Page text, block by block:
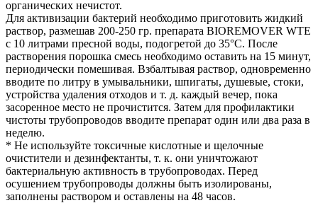
органических нечистот.
Для активизации бактерий необходимо приготовить жидкий
раствор, размешав 200-250 гр. препарата BIOREMOVER WTE
с 10 литрами пресной воды, подогретой до 35°С. После
растворения порошка смесь необходимо оставить на 15 минут,
периодически помешивая. Взбалтывая раствор, одновременно
вводите по литру в умывальники, шпигаты, душевые, стоки,
устройства удаления отходов и т. д. каждый вечер, пока
засоренное место не прочистится. Затем для профилактики
чистоты трубопроводов вводите препарат один или два раза в
неделю.
* Не используйте токсичные кислотные и щелочные
очистители и дезинфектанты, т. к. они уничтожают
бактериальную активность в трубопроводах. Перед
осушением трубопроводы должны быть изолированы,
заполнены раствором и оставлены на 48 часов.